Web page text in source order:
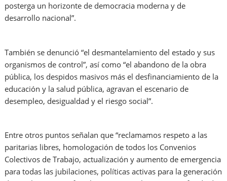
posterga un horizonte de democracia moderna y de
desarrollo nacional”.
También se denunció “el desmantelamiento del estado y sus
organismos de control”, así como “el abandono de la obra
pública, los despidos masivos más el desfinanciamiento de la
educación y la salud pública, agravan el escenario de
desempleo, desigualdad y el riesgo social”.
Entre otros puntos señalan que “reclamamos respeto a las
paritarias libres, homologación de todos los Convenios
Colectivos de Trabajo, actualización y aumento de emergencia
para todas las jubilaciones, políticas activas para la generación